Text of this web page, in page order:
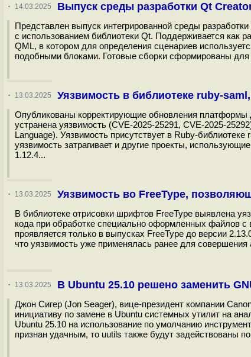
· 14.03.2025 Выпуск среды разработки Qt
Представлен выпуск интегрированной среды
с использованием библиотеки Qt. Поддерживается как
QML, в котором для определения сценариев
подобными блоками. Готовые сборки сформированы для
· 13.03.2025 Уязвимость в библиотеке ruby-
Опубликованы корректирующие обновления платформы
устранена уязвимость (CVE-2025-25291, CVE-2025-
Language). Уязвимость присутствует в Ruby-
уязвимость затрагивает и другие проекты,
1.12.4...
· 13.03.2025 Уязвимость во FreeType,
В библиотеке отрисовки шрифтов FreeType выявлена
кода при обработке специально оформленных файлов
проявляется только в выпусках FreeType до версии
что уязвимость уже применялась ранее для совершения
· 13.03.2025 В Ubuntu 25.10 решено заменить
Джон Сигер (Jon Seager), вице-президент компании
инициативу по замене в Ubuntu системных утилит на
Ubuntu 25.10 на использование по умолчанию
признан удачным, то uutils также будут задействованы